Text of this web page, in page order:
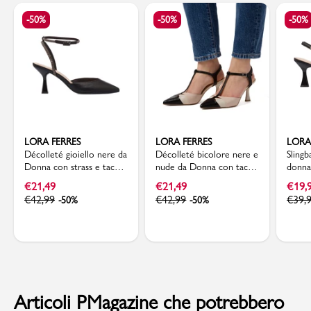
-50%
LORA FERRES
Décolleté gioiello nere da
Donna con strass e tacco
rocchetto 7 cm Lora
Ferres
€21,49
€42,99 -50%
-50%
LORA FERRES
Décolleté bicolore nere e
nude da Donna con tacco
a rocchetto 7,5 cm Lora
Ferres
€21,49
€42,99 -50%
-50%
€
€
Articoli PMagazine che potrebbero